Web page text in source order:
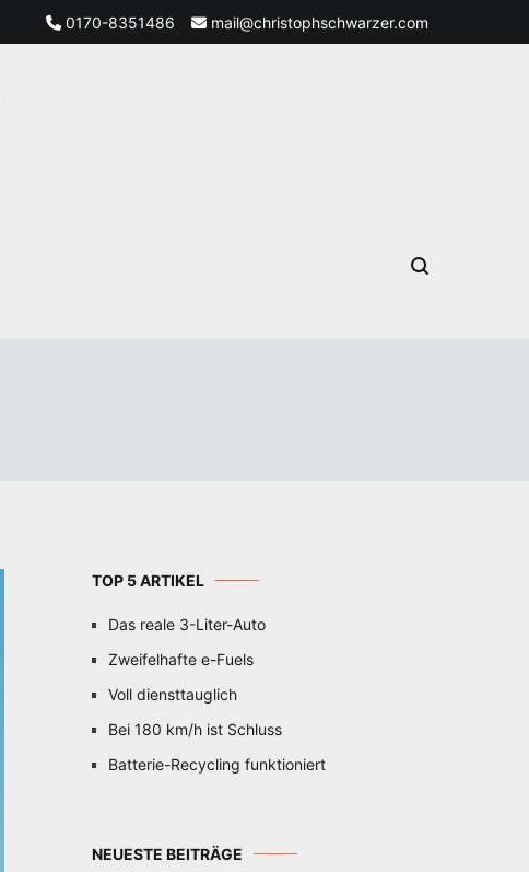
0170-8351486 mail@christophschwarzer.com
TOP 5 ARTIKEL
Das reale 3-Liter-Auto
Zweifelhafte e-Fuels
Voll diensttauglich
Bei 180 km/h ist Schluss
Batterie-Recycling funktioniert
NEUESTE BEITRÄGE